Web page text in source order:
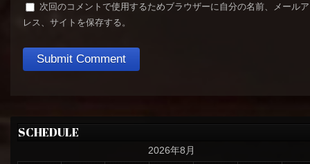
次回のコメントで使用するためブラウザーに自分の名前、メール
レス、サイトを保存する。
SCHEDULE
2026年8月